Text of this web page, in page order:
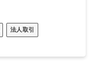
法人取引